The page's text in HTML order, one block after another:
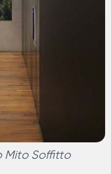
Mito Soffitto